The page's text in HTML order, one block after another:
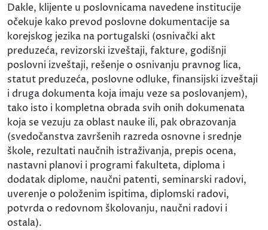
Dakle, klijente u poslovnicama navedene institucije
očekuje kako prevod poslovne dokumentacije sa
korejskog jezika na portugalski (osnivački akt
preduzeća, revizorski izveštaji, fakture, godišnji
poslovni izveštaji, rešenje o osnivanju pravnog lica,
statut preduzeća, poslovne odluke, finansijski izveštaji
i druga dokumenta koja imaju veze sa poslovanjem),
tako isto i kompletna obrada svih onih dokumenata
koja se vezuju za oblast nauke ili, pak obrazovanja
(svedočanstva završenih razreda osnovne i srednje
škole, rezultati naučnih istraživanja, prepis ocena,
nastavni planovi i programi fakulteta, diploma i
dodatak diplome, naučni patenti, seminarski radovi,
uverenje o položenim ispitima, diplomski radovi,
potvrda o redovnom školovanju, naučni radovi i
ostala).